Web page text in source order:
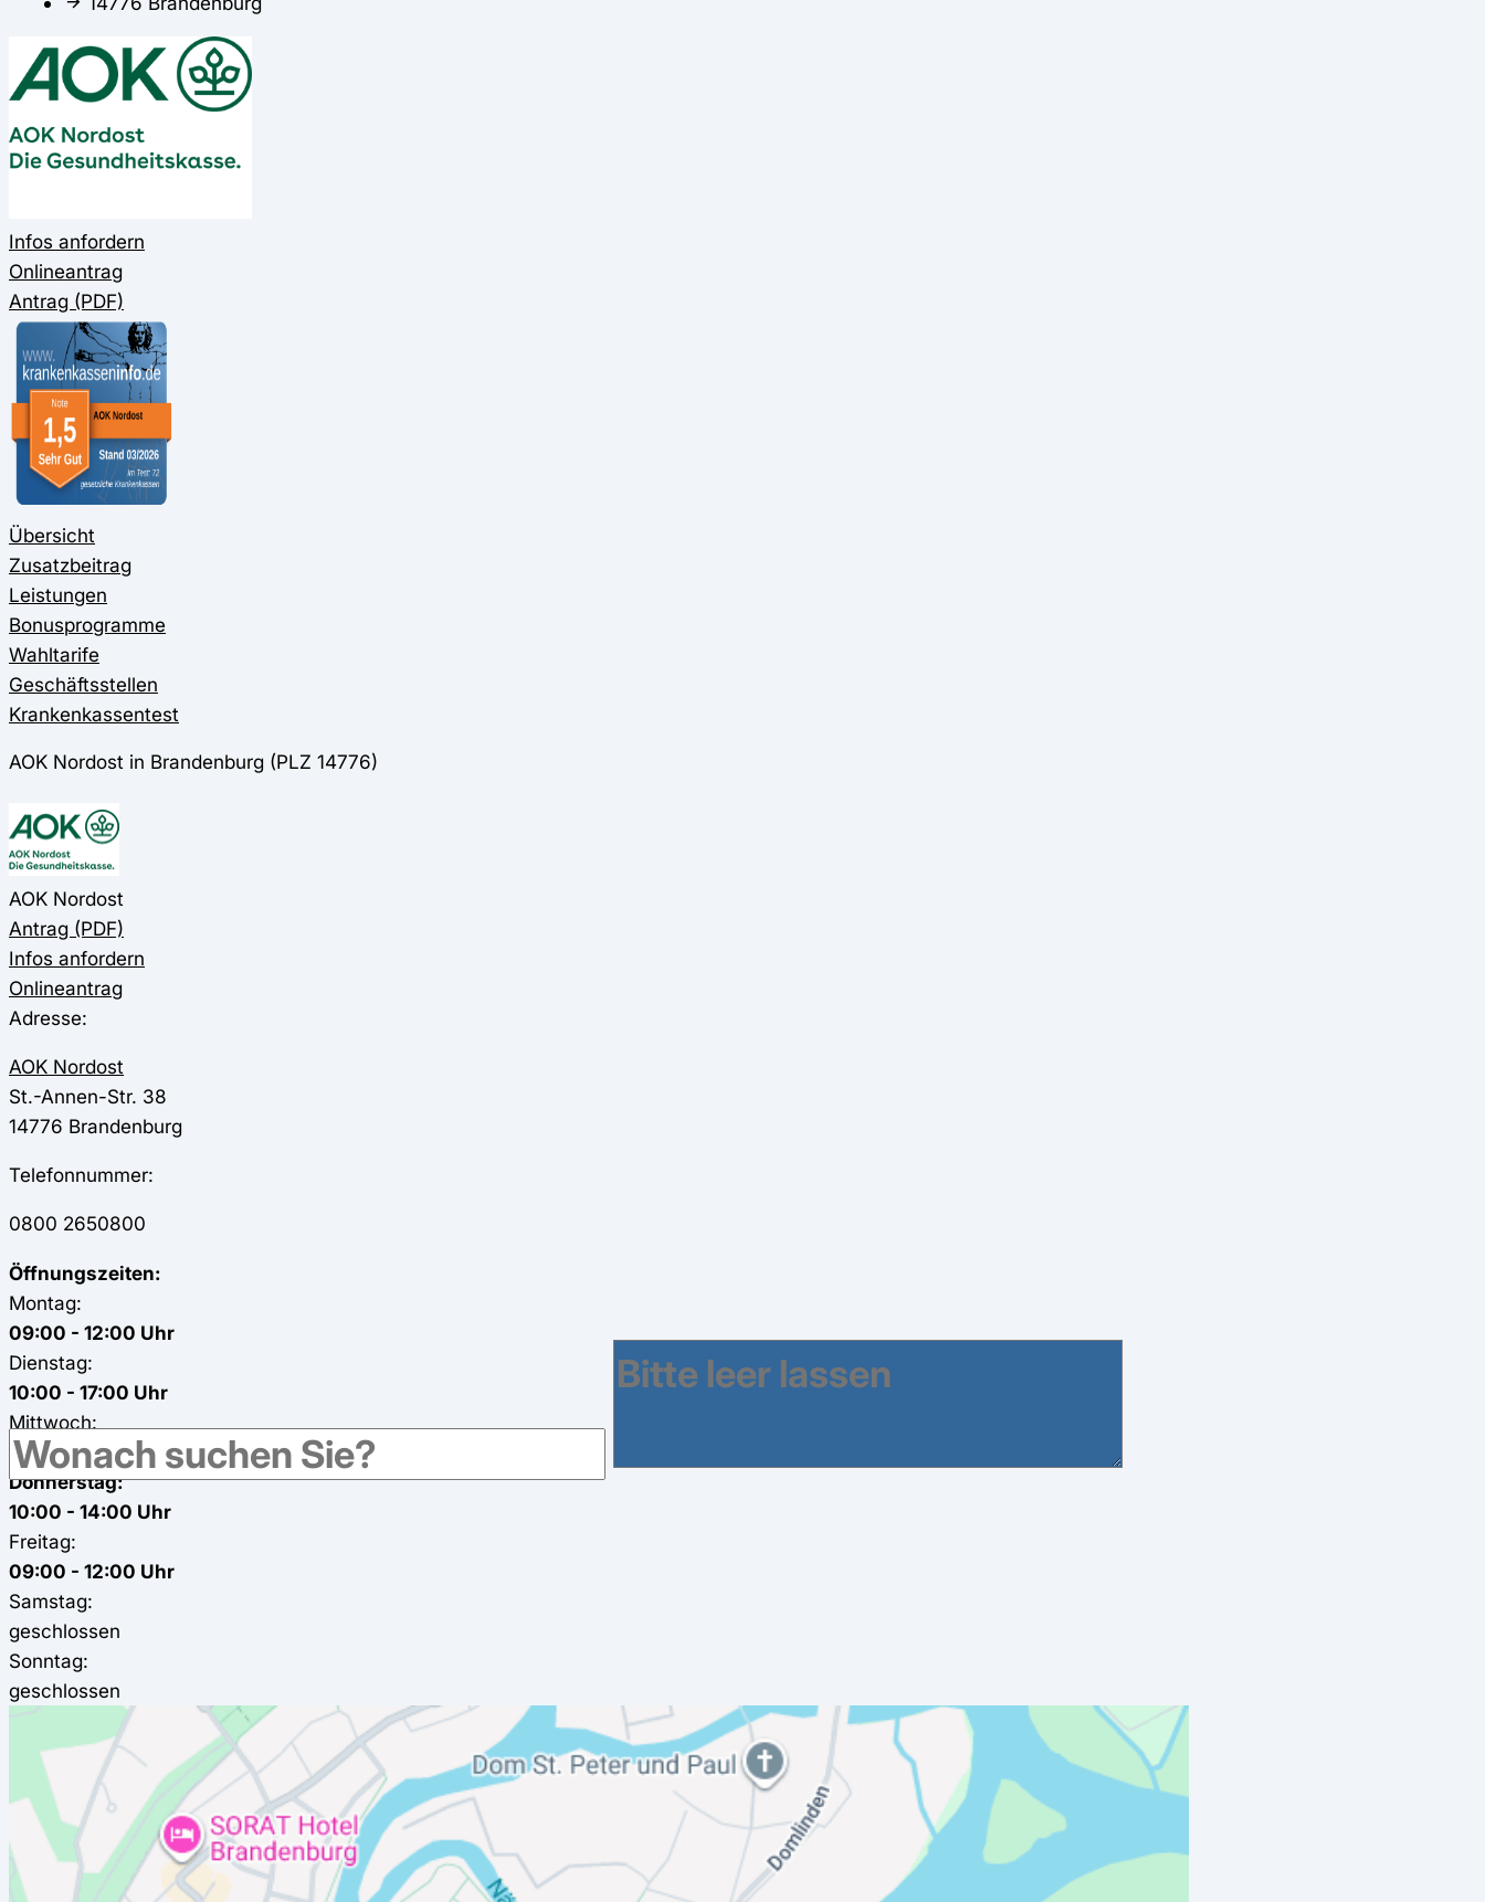
Infos anfordern
Onlineantrag
Antrag (PDF)
Übersicht
Zusatzbeitrag
Leistungen
Bonusprogramme
Wahltarife
Geschäftsstellen
Krankenkassentest
AOK Nordost in Brandenburg (PLZ 14776)
AOK Nordost
Antrag (PDF)
Infos anfordern
Onlineantrag
Adresse:
AOK Nordost
St.-Annen-Str. 38
14776 Brandenburg
Telefonnummer:
0800 2650800
Öffnungszeiten:
Montag:
09:00 - 12:00 Uhr
Dienstag:
10:00 - 17:00 Uhr
Mittwoch:
geschlossen
Donnerstag:
10:00 - 14:00 Uhr
Freitag:
09:00 - 12:00 Uhr
Samstag:
geschlossen
Sonntag:
geschlossen